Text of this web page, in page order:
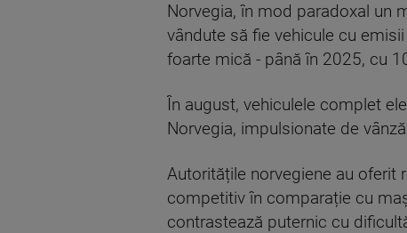
Norvegia, în mod paradoxal un
vândute să fie vehicule cu
foarte mică - până în 2025, cu
În august, vehiculele complet
Norvegia, impulsionate de
Autoritățile norvegiene au oferit
competitiv în comparație cu
contrastează puternic cu